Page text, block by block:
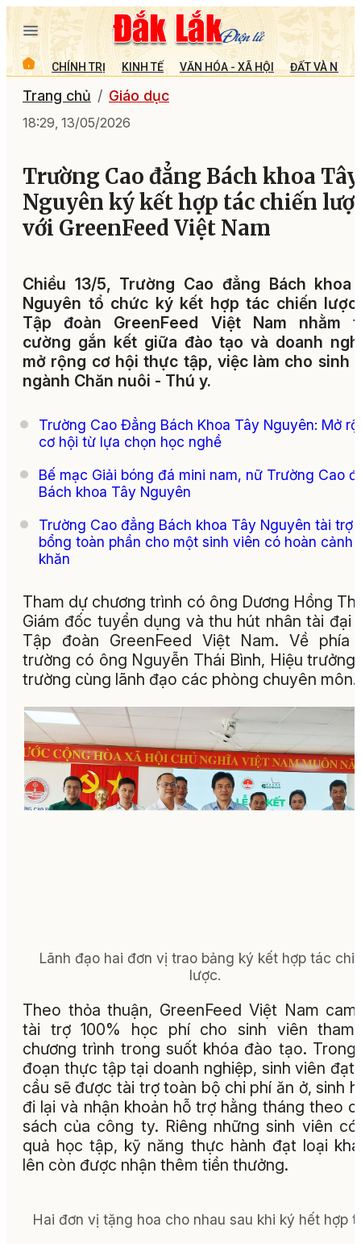
CHÍNH TRỊ KINH TẾ VĂN HÓA - XÃ HỘI ĐẤT VÀ
Trang chủ Giáo dục
18:29, 13/05/2026
Trường Cao đẳng Bách khoa Tây
Nguyên ký kết hợp tác chiến
với GreenFeed Việt Nam
Chiều 13/5, Trường Cao đẳng Bách khoa
Nguyên tổ chức ký kết hợp tác chiến
Tập đoàn GreenFeed Việt Nam nhằm
cường gắn kết giữa đào tạo và doanh
mở rộng cơ hội thực tập, việc làm cho sinh
ngành Chăn nuôi - Thú y.
Trường Cao Đẳng Bách Khoa Tây Nguyên: Mở
cơ hội từ lựa chọn học nghề
Bế mạc Giải bóng đá mini nam, nữ Trường Cao
Bách khoa Tây Nguyên
Trường Cao đẳng Bách khoa Tây Nguyên tài trợ
bổng toàn phần cho một sinh viên có hoàn cảnh
khăn
Tham dự chương trình có ông Dương Hồng
Giám đốc tuyển dụng và thu hút nhân tài đại
Tập đoàn GreenFeed Việt Nam. Về phía
trường có ông Nguyễn Thái Bình, Hiệu trưởng
trường cùng lãnh đạo các phòng chuyên môn.
Lãnh đạo hai đơn vị trao bảng ký kết hợp tác
lược.
Theo thỏa thuận, GreenFeed Việt Nam
tài trợ 100% học phí cho sinh viên tham
chương trình trong suốt khóa đào tạo. Trong
đoạn thực tập tại doanh nghiệp, sinh viên đạt
cầu sẽ được tài trợ toàn bộ chi phí ăn ở, sinh
đi lại và nhận khoản hỗ trợ hằng tháng theo
sách của công ty. Riêng những sinh viên
quả học tập, kỹ năng thực hành đạt loại
lên còn được nhận thêm tiền thưởng.
Hai đơn vị tặng hoa cho nhau sau khi ký hết hợp